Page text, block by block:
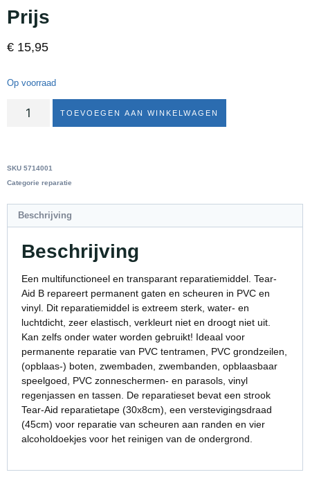
Prijs
€ 15,95
Op voorraad
TOEVOEGEN AAN WINKELWAGEN
SKU 5714001
Categorie reparatie
Beschrijving
Beschrijving
Een multifunctioneel en transparant reparatiemiddel. Tear-
Aid B repareert permanent gaten en scheuren in PVC en
vinyl. Dit reparatiemiddel is extreem sterk, water- en
luchtdicht, zeer elastisch, verkleurt niet en droogt niet uit.
Kan zelfs onder water worden gebruikt! Ideaal voor
permanente reparatie van PVC tentramen, PVC grondzeilen,
(opblaas-) boten, zwembaden, zwembanden, opblaasbaar
speelgoed, PVC zonneschermen- en parasols, vinyl
regenjassen en tassen. De reparatieset bevat een strook
Tear-Aid reparatietape (30x8cm), een verstevigingsdraad
(45cm) voor reparatie van scheuren aan randen en vier
alcoholdoekjes voor het reinigen van de ondergrond.